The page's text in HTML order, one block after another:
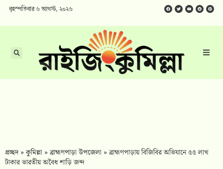
বৃহস্পতিবার ৬ আগস্ট, ২০২৬
প্রচ্ছদ»কুমিল্লা »ব্রাহ্মণপাড়া উপজেলা »ব্রাহ্মণপাড়ায় বিজিবির অভিযানে ৫৫ লাখ
টাকার ভারতীয় অবৈধ শাড়ি জব্দ